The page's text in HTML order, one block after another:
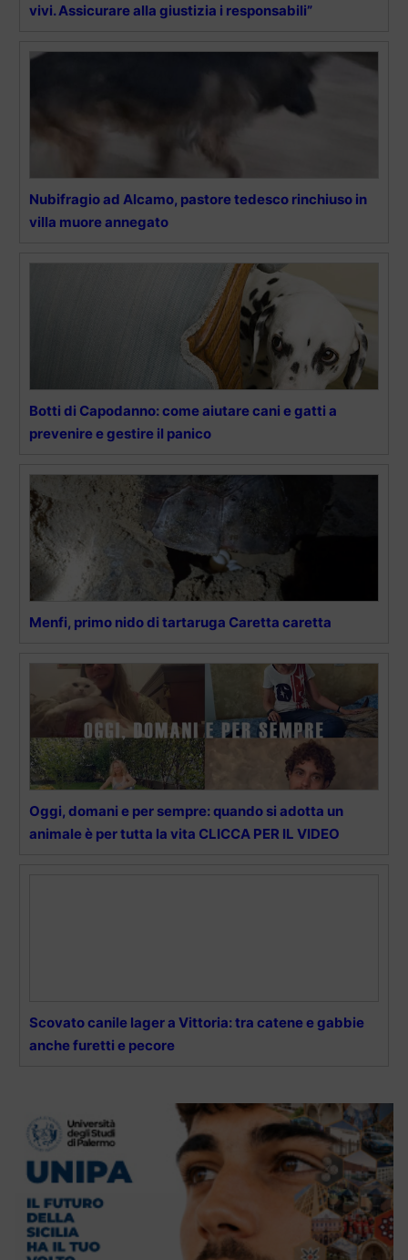
vivi. Assicurare alla giustizia i responsabili”
Nubifragio ad Alcamo, pastore tedesco rinchiuso in
villa muore annegato
Botti di Capodanno: come aiutare cani e gatti a
prevenire e gestire il panico
Menfi, primo nido di tartaruga Caretta caretta
Oggi, domani e per sempre: quando si adotta un
animale è per tutta la vita CLICCA PER IL VIDEO
Scovato canile lager a Vittoria: tra catene e gabbie
anche furetti e pecore